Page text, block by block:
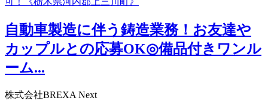
自動車製造に伴う鋳造業務！お友達や
カップルとの応募OK◎備品付きワンル
ーム...
株式会社BREXA Next